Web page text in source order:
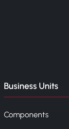
Business Units
Components